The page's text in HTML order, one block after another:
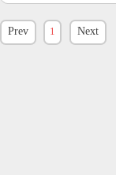
Prev 1 Next